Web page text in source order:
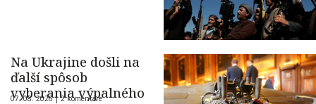
Na Ukrajine došli na
ďalší spôsob
vyberania výpalného
07. 08. 2026 |2 komentáre